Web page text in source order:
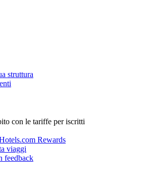
struttura
con le tariffe per iscritti
Rewards
viaggi
feedback